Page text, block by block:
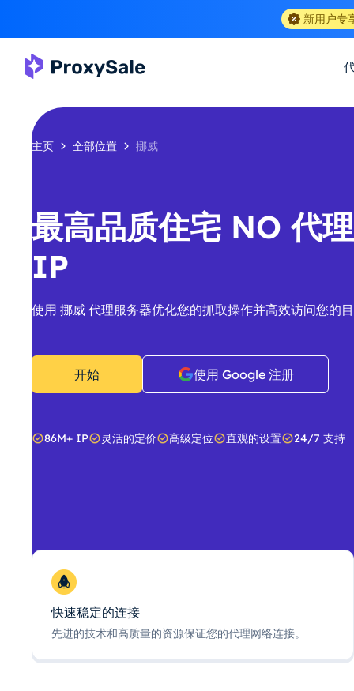
新用户专
主页 全部位置 挪威
最高品质住宅 NO 代
IP
使用 挪威 代理服务器优化您的抓取操作并高效访问您的
开始 使用 Google 注册
86M+ IP 灵活的定价 高级定位 直观的设置 24/7 支持
快速稳定的连接
先进的技术和高质量的资源保证您的代理网络连接。